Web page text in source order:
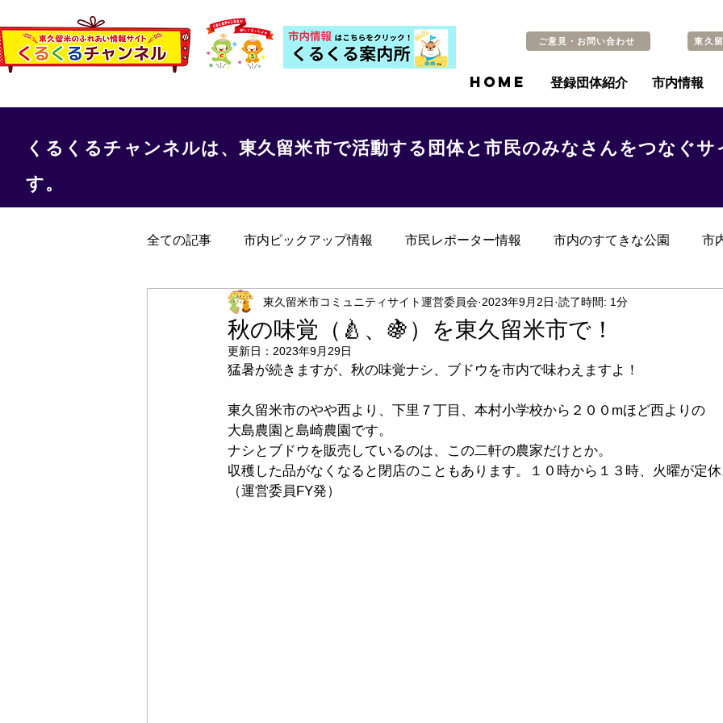
ご意見・お問い合わせ 東久
HOME 登録団体紹介 市内情報
くるくるチャンネルは、東久留米市で活動する団体と市民のみなさんをつなぐサ
す。
全ての記事 市内ピックアップ情報 市民レポーター情報 市内のすてきな公園 市
くるくる保健室 事務局からのお知らせ その他 過去の記事
秋の味覚（🍐、🍇）を東久留米市で！
東久留米市コミュニティサイト運営委員会 2023年9月2日 読了時間: 1分
更新日： 2023年9月29日
猛暑が続きますが、秋の味覚ナシ、ブドウを市内で味わえますよ！
東久留米市のやや西より、下里７丁目、本村小学校から２００mほど西よりの
大島農園と島崎農園です。
ナシとブドウを販売しているのは、この二軒の農家だけとか。
収穫した品がなくなると閉店のこともあります。１０時から１３時、火曜が定
（運営委員FY発）